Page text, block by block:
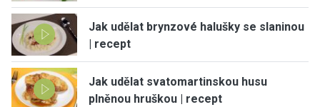
Jak udělat brynzové halušky se slaninou
| recept
Jak udělat svatomartinskou husu
plněnou hruškou | recept